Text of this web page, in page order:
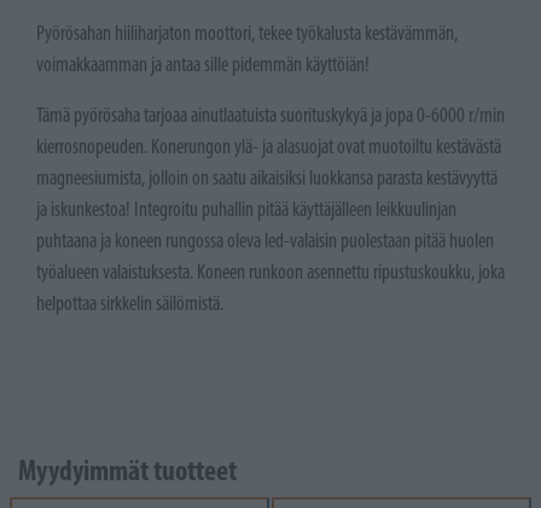
Pyörösahan hiiliharjaton moottori, tekee työkalusta kestävämmän,
voimakkaamman ja antaa sille pidemmän käyttöiän!
Tämä pyörösaha tarjoaa ainutlaatuista suorituskykyä ja jopa 0-6000 r/min
kierrosnopeuden. Konerungon ylä- ja alasuojat ovat muotoiltu kestävästä
magneesiumista, jolloin on saatu aikaisiksi luokkansa parasta kestävyyttä
ja iskunkestoa! Integroitu puhallin pitää käyttäjälleen leikkuulinjan
puhtaana ja koneen rungossa oleva led-valaisin puolestaan pitää huolen
työalueen valaistuksesta. Koneen runkoon asennettu ripustuskoukku, joka
helpottaa sirkkelin säilömistä.
Myydyimmät tuotteet